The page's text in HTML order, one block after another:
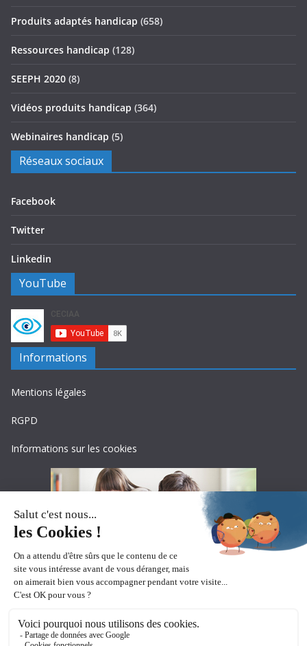
Produits adaptés handicap (658)
Ressources handicap (128)
SEEPH 2020 (8)
Vidéos produits handicap (364)
Webinaires handicap (5)
Réseaux sociaux
Facebook
Twitter
Linkedin
YouTube
Informations
Mentions légales
RGPD
Informations sur les cookies